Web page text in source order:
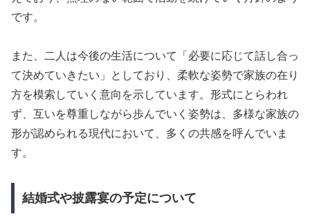
です。
また、二人は今後の生活について「必要に応じて話し合っ
て決めていきたい」としており、柔軟な姿勢で家族の在り
方を模索していく意向を示しています。形式にとらわれ
ず、互いを尊重しながら歩んでいく姿勢は、多様な家族の
形が認められる現代において、多くの共感を呼んでいま
す。
結婚式や披露宴の予定について